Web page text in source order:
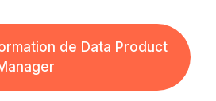
de Data Product